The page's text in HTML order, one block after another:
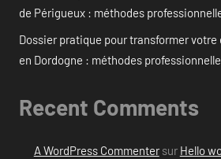
de Périgueux : méthodes
Dossier pratique pour transformer votre
en Dordogne : méthodes
Recent Comments
A WordPress Commentersur Hello